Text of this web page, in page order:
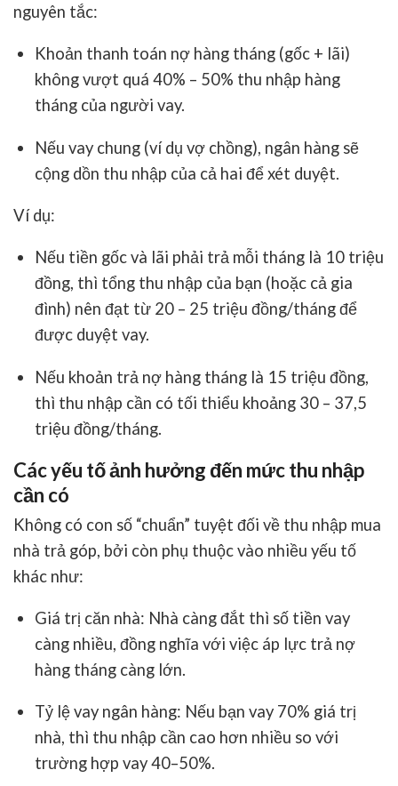
nguyên tắc:
Khoản thanh toán nợ hàng tháng (gốc + lãi)
không vượt quá 40% – 50% thu nhập hàng
thángcủa người vay.
Nếu vay chung (ví dụ vợ chồng), ngân hàng sẽ
cộng dồn thu nhập của cả hai để xét duyệt.
Ví dụ:
Nếu tiền gốc và lãi phải trả mỗi tháng là 10 triệu
đồng, thì tổng thu nhập của bạn (hoặc cả gia
đình) nên đạt từ 20 – 25 triệu đồng/thángđể
được duyệt vay.
Nếu khoản trả nợ hàng tháng là 15 triệu đồng,
thì thu nhập cần có tối thiểu khoảng 30 – 37,5
triệu đồng/tháng.
Các yếu tố ảnh hưởng đến mức thu nhập
cần có
Không có con số “chuẩn” tuyệt đối về thu nhập mua
nhà trả góp, bởi còn phụ thuộc vào nhiều yếu tố
khác như:
Giá trị căn nhà: Nhà càng đắt thì số tiền vay
càng nhiều, đồng nghĩa với việc áp lực trả nợ
hàng tháng càng lớn.
Tỷ lệ vay ngân hàng: Nếu bạn vay 70% giá trị
nhà, thì thu nhập cần cao hơn nhiều so với
trường hợp vay 40–50%.